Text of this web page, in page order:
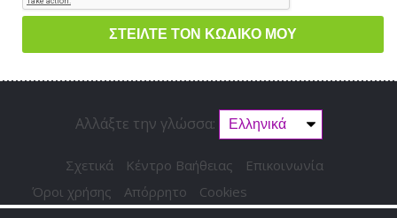
Αλλάξτε την γλώσσα:
Σχετικά Κέντρο Βαήθειας
Επικοινωνία
Όροι χρήσης
Απόρρητο Cookies